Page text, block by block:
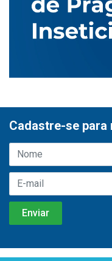
Cadastre-se